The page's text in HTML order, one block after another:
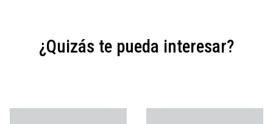
¿Quizás te pueda interesar?